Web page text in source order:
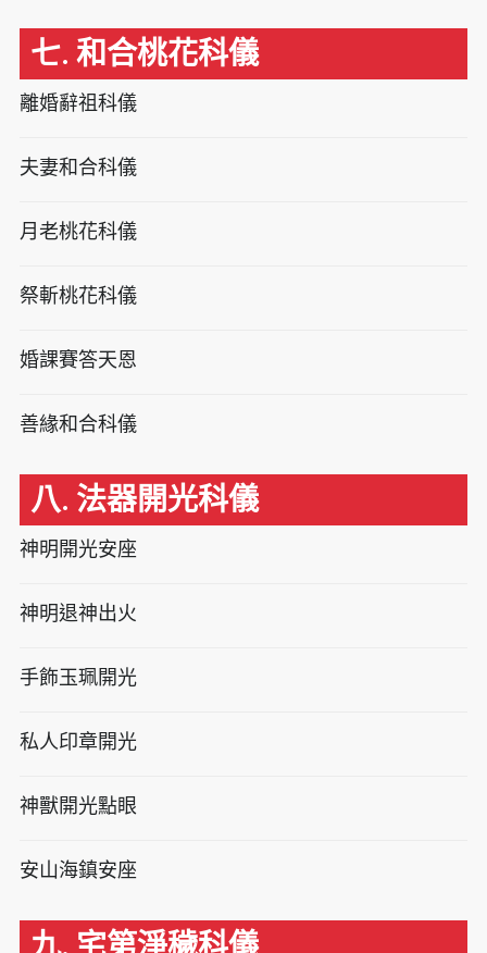
七. 和合桃花科儀
離婚辭祖科儀
夫妻和合科儀
月老桃花科儀
祭斬桃花科儀
婚課賽答天恩
善緣和合科儀
八. 法器開光科儀
神明開光安座
神明退神出火
手飾玉珮開光
私人印章開光
神獸開光點眼
安山海鎮安座